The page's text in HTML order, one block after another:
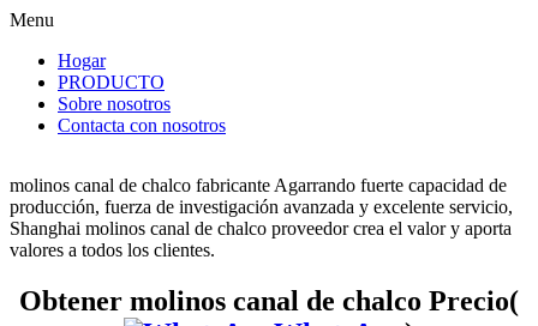
Menu
Hogar
PRODUCTO
Sobre nosotros
Contacta con nosotros
molinos canal de chalco fabricante Agarrando fuerte capacidad de
producción, fuerza de investigación avanzada y excelente servicio,
Shanghai molinos canal de chalco proveedor crea el valor y aporta
valores a todos los clientes.
Obtener molinos canal de chalco Precio(